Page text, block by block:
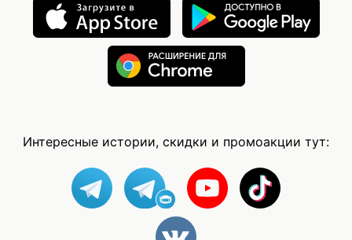
Интересные истории, скидки и промоакции тут: